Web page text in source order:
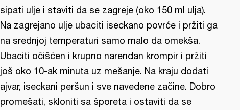
sipati ulje i staviti da se zagreje (oko 150 ml ulja).
Na zagrejano ulje ubaciti iseckano povrće i pržiti ga
na srednjoj temperaturi samo malo da omekša.
Ubaciti očišćen i krupno narendan krompir i pržiti
još oko 10-ak minuta uz mešanje. Na kraju dodati
ajvar, iseckani peršun i sve navedene začine. Dobro
promešati, skloniti sa šporeta i ostaviti da se